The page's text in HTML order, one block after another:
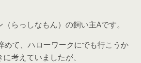
らっしなもん）の飼い主Aです。
めて、ハローワークにでも行こうか
考えていましたが、